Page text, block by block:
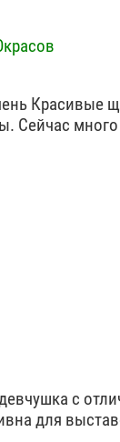
Красивые
Сейчас
с
для